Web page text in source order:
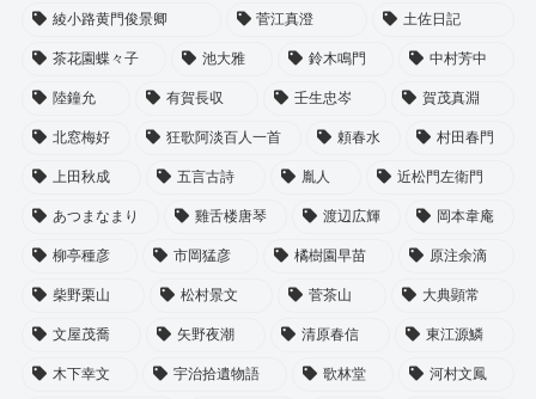
綾小路黄門俊景卿 菅江真澄 土佐日記
茶花園蝶々子 池大雅 鈴木鳴門 中村芳中
陸鐘允 有賀長収 壬生忠岑 賀茂真淵
北窓梅好 狂歌阿淡百人一首 頼春水 村田春門
上田秋成 五言古詩 胤人 近松門左衛門
あつまなまり 雞舌楼唐琴 渡辺広輝 岡本韋庵
柳亭種彦 市岡猛彦 橘樹園早苗 原注余滴
柴野栗山 松村景文 菅茶山 大典顕常
文屋茂喬 矢野夜潮 清原春信 東江源鱗
木下幸文 宇治拾遺物語 歌林堂 河村文鳳